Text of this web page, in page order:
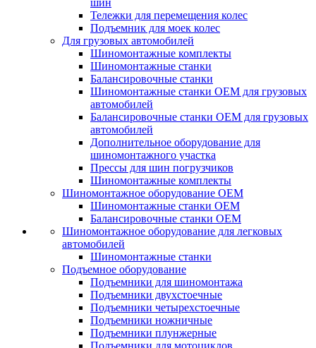
шин
Тележки для перемещения колес
Подъемник для моек колеc
Для грузовых автомобилей
Шиномонтажные комплекты
Шиномонтажные станки
Балансировочные станки
Шиномонтажные станки ОЕМ для грузовых
автомобилей
Балансировочные станки ОЕМ для грузовых
автомобилей
Дополнительное оборудование для
шиномонтажного участка
Прессы для шин погрузчиков
Шиномонтажные комплекты
Шиномонтажное оборудование ОЕМ
Шиномонтажные станки ОЕМ
Балансировочные станки ОЕМ
Шиномонтажное оборудование для легковых
автомобилей
Шиномонтажные станки
Подъемное оборудование
Подъемники для шиномонтажа
Подъемники двухстоечные
Подъемники четырехстоечные
Подъемники ножничные
Подъемники плунжерные
Подъемники для мотоциклов